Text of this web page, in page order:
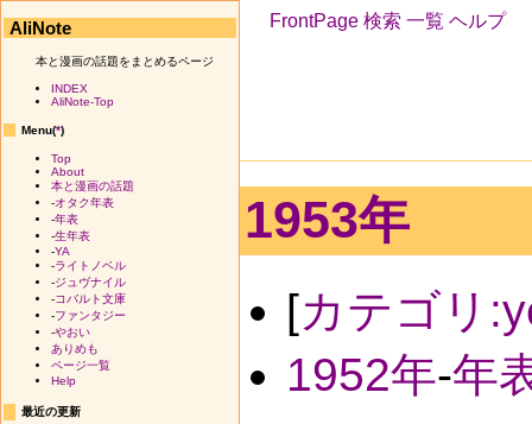
FrontPage 検索 一覧 ヘルプ
1953年
[カテゴリ
1952年-年
AliNote
本と漫画の話題をまとめるページ
INDEX
AliNote-Top
Menu(*)
Top
About
本と漫画の話題
-オタク年表
-年表
-生年表
-YA
-ライトノベル
-ジュヴナイル
-コバルト文庫
-ファンタジー
-やおい
ありめも
ページ一覧
Help
最近の更新